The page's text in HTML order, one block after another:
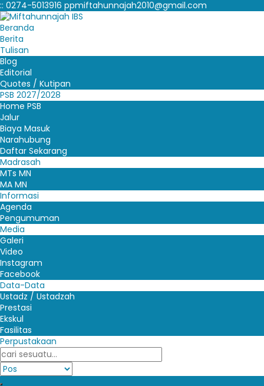
:: 0274-5013916 ppmiftahunnajah2010@gmail.com
Beranda
Berita
Tulisan
Blog
Editorial
Quotes / Kutipan
PSB 2027/2028
Home PSB
Jalur
Biaya Masuk
Narahubung
Daftar Sekarang
Madrasah
MTs MN
MA MN
Informasi
Agenda
Pengumuman
Media
Galeri
Video
Instagram
Facebook
Data-Data
Ustadz / Ustadzah
Prestasi
Ekskul
Fasilitas
Perpustakaan